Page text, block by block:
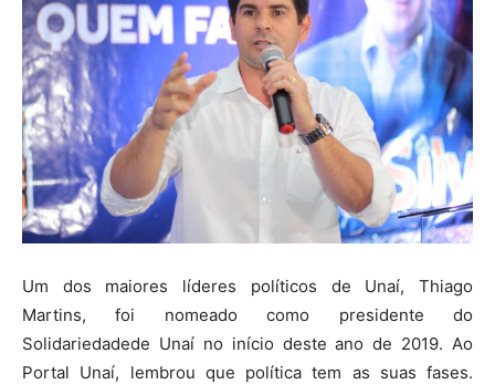
Um dos maiores líderes políticos de Unaí, Thiago
Martins, foi nomeado como presidente do
Solidariedadede Unaí no início deste ano de 2019. Ao
Portal Unaí, lembrou que política tem as suas fases.